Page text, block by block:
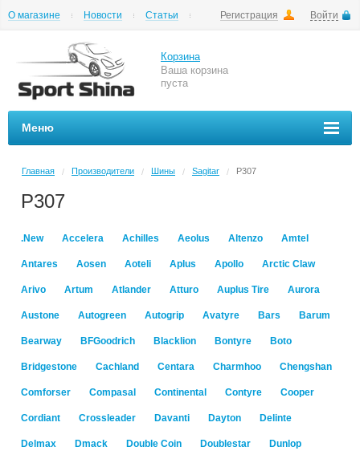
Регистрация Войти
О магазине Новости
Статьи
Корзина
Ваша корзина
пуста
Меню
Главная / Производители / Шины / Sagitar / P307
P307
.New Accelera Achilles Aeolus Altenzo Amtel
Antares Aosen Aoteli Aplus Apollo Arctic Claw
Arivo Artum Atlander Atturo Auplus Tire Aurora
Austone Autogreen Autogrip Avatyre Bars Barum
Bearway BFGoodrich Blacklion Bontyre Boto
Bridgestone Cachland Centara Charmhoo Chengshan
Comforser Compasal Continental Contyre Cooper
Cordiant Crossleader Davanti Dayton Delinte
Delmax Dmack Double Coin Doublestar Dunlop